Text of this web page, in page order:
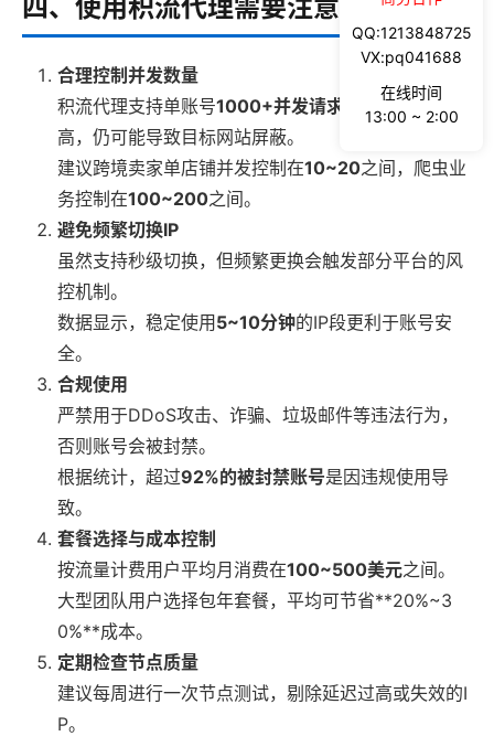
四、使用积流代理需要注意什么？
合理控制并发数量
积流代理支持单账号1000+并发请求
，但如果并发过
高，仍可能导致目标网站屏蔽。
建议跨境卖家单店铺并发控制在10~20之间，爬虫业
务控制在100~200之间。
避免频繁切换IP
虽然支持秒级切换，但频繁更换会触发部分平台的风
控机制。
数据显示，稳定使用5~10分钟的IP段更利于账号安
全。
合规使用
严禁用于DDoS攻击、诈骗、垃圾邮件等违法行为，
否则账号会被封禁。
根据统计，超过92%的被封禁账号是因违规使用导
致。
套餐选择与成本控制
按流量计费用户平均月消费在100~500美元之间。
大型团队用户选择包年套餐，平均可节省**20%~3
0%**成本。
定期检查节点质量
建议每周进行一次节点测试，剔除延迟过高或失效的I
P。
QQ:1213848725
VX:pq041688
在线时间
13:00 ~ 2:00